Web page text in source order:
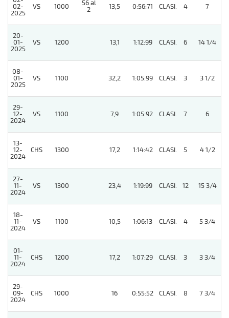
02-
2025
VS 1000
56 al
2
13,5 0:56:71 CLASI. 4 7
20-
01-
2025
VS 1200 13,1 1:12:99 CLASI. 6 14 1/4
08-
01-
2025
VS 1100 32,2 1:05:99 CLASI. 3 3 1/2
29-
12-
2024
VS 1100 7,9 1:05:92 CLASI. 7 6
13-
12-
2024
CHS 1300 17,2 1:14:42 CLASI. 5 4 1/2
27-
11-
2024
VS 1300 23,4 1:19:99 CLASI. 12 15 3/4
18-
11-
2024
VS 1100 10,5 1:06:13 CLASI. 4 5 3/4
01-
11-
2024
CHS 1200 17,2 1:07:29 CLASI. 3 3 3/4
29-
09-
2024
CHS 1000 16 0:55:52 CLASI. 8 7 3/4